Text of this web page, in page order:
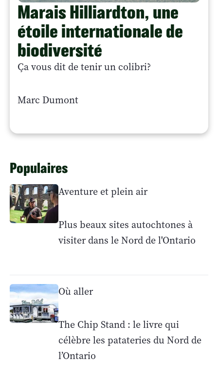
Marais Hilliardton, une
étoile internationale de
biodiversité
Ça vous dit de tenir un colibri?
Marc Dumont
Populaires
Aventure et plein air
Plus beaux sites autochtones à
visiter dans le Nord de l'Ontario
Où aller
The Chip Stand : le livre qui
célèbre les patateries du Nord de
l’Ontario